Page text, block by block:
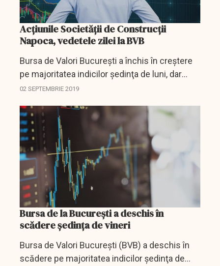
Acţiunile Societăţii de Construcţii
Napoca, vedetele zilei la BVB
Bursa de Valori Bucureşti a închis în creştere
pe majoritatea indicilor şedinţa de luni, dar
valoarea totală a tranzacţiilor scade la aproape
02 SEPTEMBRIE 2019
Bursa de la Bucureşti a deschis în
scădere şedinţa de vineri
Bursa de Valori Bucureşti (BVB) a deschis în
scădere pe majoritatea indicilor şedinţa de